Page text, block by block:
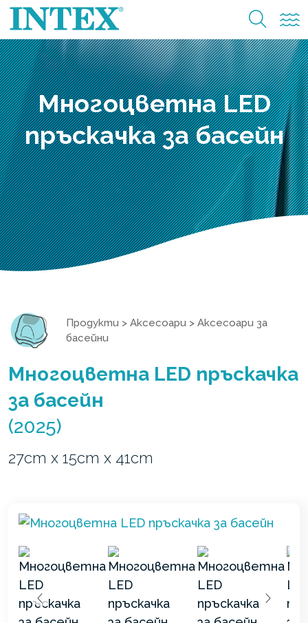
Многоцветна LED
пръскачка за басейн
Продукти > Аксесоари > Аксесоари за
басейни
Многоцветна LED пръскачка
за басейн
(2025)
27cm x 15cm x 41cm